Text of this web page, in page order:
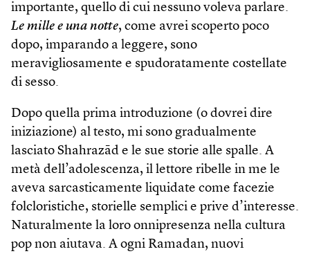
importante, quello di cui nessuno voleva parlare.
Le mille e una notte, come avrei scoperto poco
dopo, imparando a leggere, sono
meravigliosamente e spudoratamente costellate
di sesso.
Dopo quella prima introduzione (o dovrei dire
iniziazione) al testo, mi sono gradualmente
lasciato Shahrazād e le sue storie alle spalle. A
metà dell’adolescenza, il lettore ribelle in me le
aveva sarcasticamente liquidate come facezie
folcloristiche, storielle semplici e prive d’interesse.
Naturalmente la loro onnipresenza nella cultura
pop non aiutava. A ogni Ramadan, nuovi